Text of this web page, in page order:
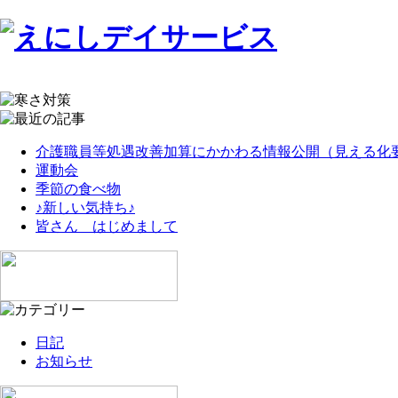
介護職員等処遇改善加算にかかわる情報公開（見える化
運動会
季節の食べ物
♪新しい気持ち♪
皆さん はじめまして
日記
お知らせ